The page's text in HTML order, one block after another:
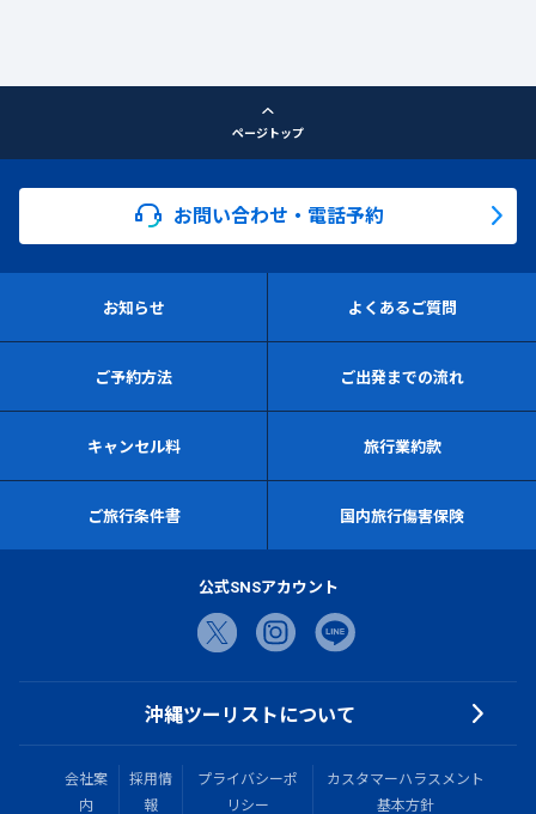
ページトップ
お問い合わせ・電話予約
お知らせ よくあるご質問
ご予約方法 ご出発までの流れ
キャンセル料 旅行業約款
ご旅行条件書 国内旅行傷害保険
公式SNSアカウント
沖縄ツーリストについて
会社案
内
採用情
報
プライバシーポ
リシー
カスタマーハラスメント
基本方針